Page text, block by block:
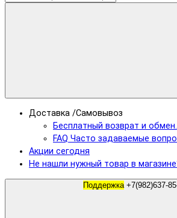
Доставка /Самовывоз
Бесплатный возврат и обмен.
FAQ Часто задаваемые
Акции сегодня
Не нашли нужный товар в
Поддержка